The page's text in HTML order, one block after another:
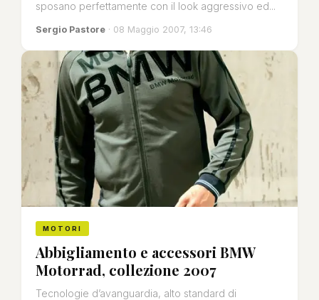
sposano perfettamente con il look aggressivo ed...
Sergio Pastore · 08 Maggio 2007, 13:46
MOTORI
Abbigliamento e accessori BMW
Motorrad, collezione 2007
Tecnologie d’avanguardia, alto standard di